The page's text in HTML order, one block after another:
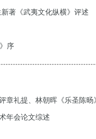
著《武夷文化纵横》评述
序
礼提、林朝晖《乐圣陈旸
年会论文综述